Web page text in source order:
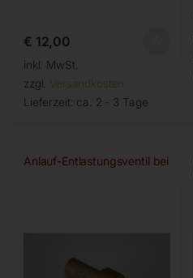
€ 12,00
inkl. MwSt.
zzgl. Versandkosten
Lieferzeit: ca. 2 - 3 Tage
Anlauf-Entlastungsventil bei